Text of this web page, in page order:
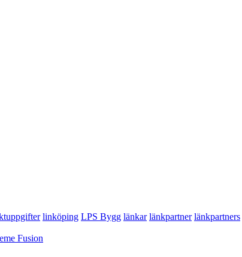
linköping LPS Bygg länkar länkpartner länkpartners
Fusion